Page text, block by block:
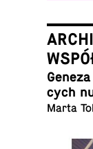
cych
Marta